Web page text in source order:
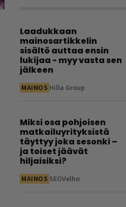
Laadukkaan
mainosartikkelin
sisältö auttaa ensin
lukijaa - myy vasta sen
jälkeen
MAINOS Hilla Group
Miksi osa pohjoisen
matkailuyrityksistä
täyttyy joka sesonki –
ja toiset jäävät
hiljaisiksi?
MAINOS SEOVelho